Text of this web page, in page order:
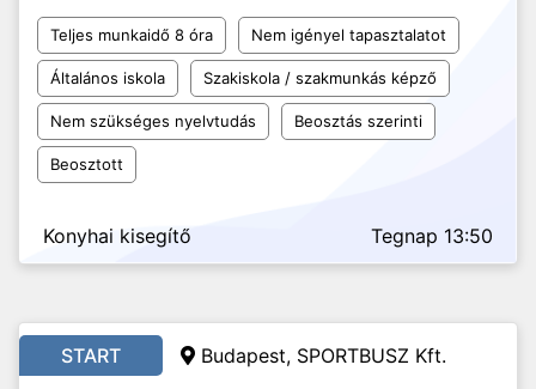
Teljes munkaidő 8 óra Nem igényel tapasztalatot
Általános iskola Szakiskola / szakmunkás képző
Nem szükséges nyelvtudás Beosztás szerinti
Beosztott
Konyhai kisegítő Tegnap 13:50
START Budapest, SPORTBUSZ Kft.